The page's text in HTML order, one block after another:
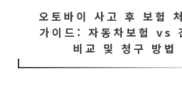
오토바이 사고 후 보험
가이드: 자동차보험 vs
비교 및 청구 방법